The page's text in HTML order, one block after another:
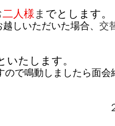
二人様 ま でとします。
いただいた場合、 交
いたします。
で鳴動しましたら面会
６年２